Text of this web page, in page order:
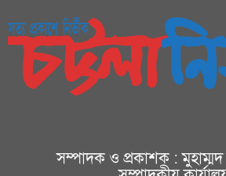
সম্পাদক ও প্রকাশক :